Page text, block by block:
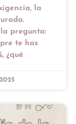
la
pregunta:
te has
¿qué